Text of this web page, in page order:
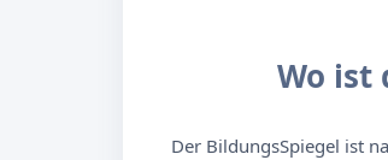
Wo ist
Der BildungsSpiegel ist